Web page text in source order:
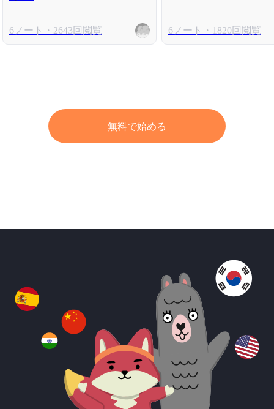
6ノート・2643回閲覧 6ノート・1820回閲覧
無料で始める